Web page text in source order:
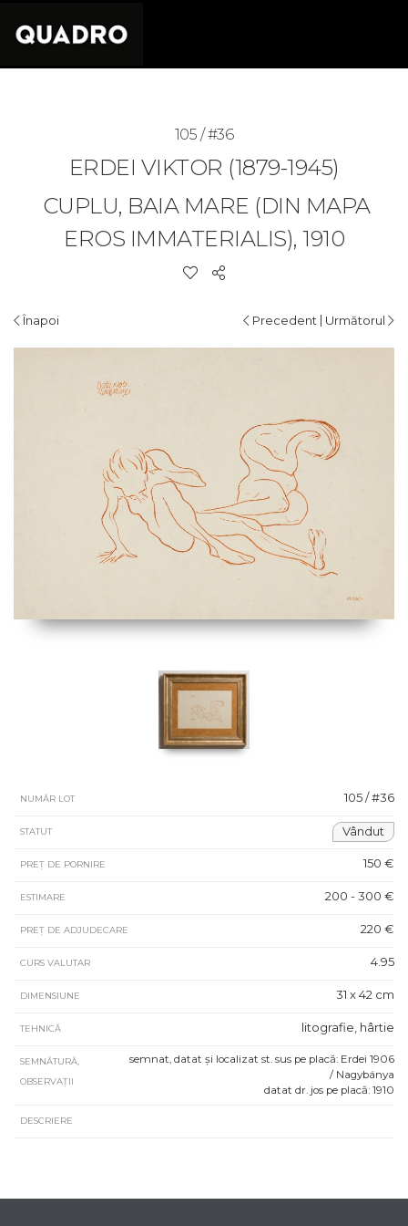
105 / #36
ERDEI VIKTOR (1879-1945)
CUPLU, BAIA MARE (DIN MAPA
EROS IMMATERIALIS), 1910
Înapoi Precedent | Următorul
NUMĂR LOT 105 / #36
STATUT Vândut
PREȚ DE PORNIRE 150 €
ESTIMARE 200 - 300 €
PREȚ DE ADJUDECARE 220 €
CURS VALUTAR 4.95
DIMENSIUNE 31 x 42 cm
TEHNICĂ litografie, hârtie
SEMNĂTURĂ,
OBSERVAȚII
semnat, datat și localizat st. sus pe placă: Erdei 1906
/ Nagybánya
datat dr. jos pe placă: 1910
DESCRIERE